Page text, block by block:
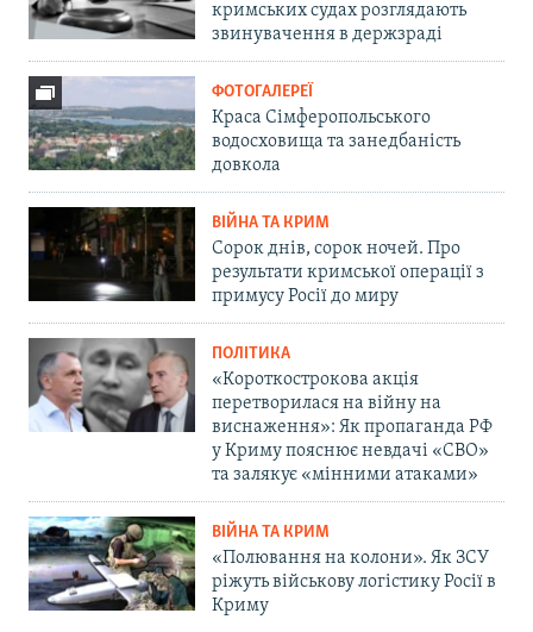
кримських судах розглядають
звинувачення в держзраді
ФОТОГАЛЕРЕЇ
Краса Сімферопольського
водосховища та занедбаність
довкола
ВІЙНА ТА КРИМ
Сорок днів, сорок ночей. Про
результати кримської операції з
примусу Росії до миру
ПОЛІТИКА
«Короткострокова акція
перетворилася на війну на
виснаження»: Як пропаганда РФ
у Криму пояснює невдачі «СВО»
та залякує «мінними атаками»
ВІЙНА ТА КРИМ
«Полювання на колони». Як ЗСУ
ріжуть військову логістику Росії в
Криму